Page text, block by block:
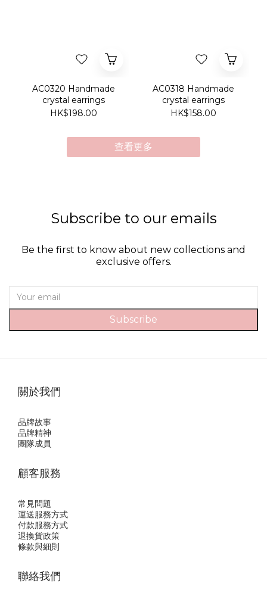
AC0320 Handmade
crystal earrings
HK$198.00
AC0318 Handmade
crystal earrings
HK$158.00
查看更多
Subscribe to our emails
Be the first to know about new collections and
exclusive offers.
Subscribe
關於我們
品牌故事
品牌精神
團隊成員
顧客服務
常見問題
運送服務方式
付款服務方式
退換貨政策
條款與細則
聯絡我們